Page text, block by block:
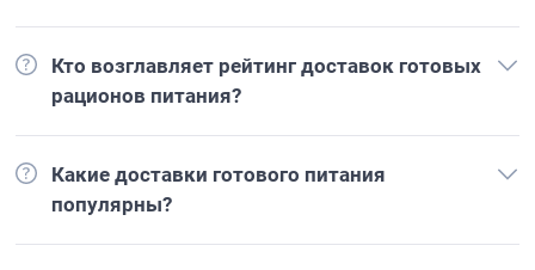
Кто возглавляет рейтинг доставок готовых
рационов питания?
Какие доставки готового питания
популярны?